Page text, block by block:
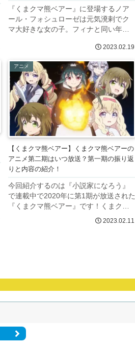
『くまクマ熊ベアー』に登場するノア
ール・フォシュローゼは元気溌剌でク
マ大好きな女の子。フィナと同い年の
ナ・ファーレングラムを含めた三人は
よく一緒に遊んでいます今回は、ノア
ールについての情報を一挙に紹介した
い...
2023.02.19
アニメ
【くまクマ熊ベアー】くまクマ熊ベアーの
アニメ第二期はいつ放送？第一期の振り返
りと内容の紹介！
今回紹介するのは『小説家になろう』
で連載中で2020年に第1期が放送された
『くまクマ熊ベアー』です！くまクマ
熊ベアーは、主人公の『優奈』がクマ
2023.02.11